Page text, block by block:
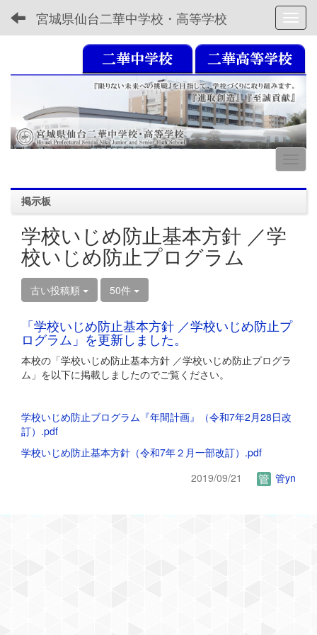
宮城県仙台二華中学校・高等学校
掲示板
学校いじめ防止基本方針 ／学
校いじめ防止プログラム
古い投稿順 50件
「学校いじめ防止基本方針 ／学校いじめ防止プ
ログラム」を更新しました。
本校の「学校いじめ防止基本方針 ／学校いじめ防止プログラ
ム」を以下に掲載しましたのでご覧ください。
学校いじめ防止ブログラム『年間計画』（令和7年2月28日改
訂）.pdf
学校いじめ防止基本方針（令和7年２月一部改訂）.pdf
2019/09/21
管yn